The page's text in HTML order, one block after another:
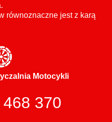
równoznaczne jest z karą
Motocykli
370